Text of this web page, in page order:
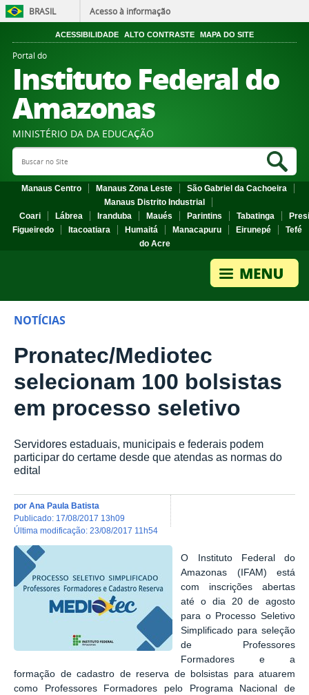
BRASIL Acesso à informação
ACESSIBILIDADE ALTO CONTRASTE MAPA DO SITE
Portal do
Instituto Federal do
Amazonas
MINISTÉRIO DA DA EDUCAÇÃO
Search Site
Manaus Centro Manaus Zona Leste
São Gabriel da Cachoeira
Manaus Distrito Industrial
Coari
Lábrea Iranduba Maués Parintins Tabatinga
Figueiredo
Itacoatiara Humaitá Manacapuru Eirunepé
Tefé
do Acre
NOTÍCIAS
Pronatec/Mediotec
selecionam 100 bolsistas
em processo seletivo
Servidores estaduais, municipais e federais podem
participar do certame desde que atendas as normas do
edital
por Ana Paula Batista
publicado: 17/08/2017 13h09
última modificação: 23/08/2017 11h54
O Instituto Federal do
Amazonas (IFAM) está
com inscrições abertas
até o dia 20 de agosto
para o Processo Seletivo
Simplificado para seleção
de Professores
Formadores e a
formação de cadastro de reserva de bolsistas para atuarem
como Professores Formadores pelo Programa Nacional de